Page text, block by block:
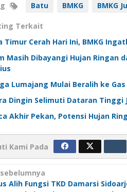
Batu BMKG BMKG
Terkait
Timur Cerah Hari Ini, BMKG
Masih Dibayangi Hujan Ringan
Lumajang Mulai Beralih ke
Dingin Selimuti Dataran Tinggi
Akhir Pekan, Potensi Hujan
Kami Pada
Alih Fungsi TKD Damarsi